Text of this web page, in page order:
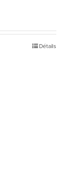
Détails